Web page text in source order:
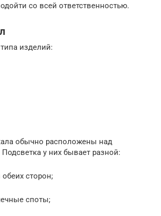
со всей ответственностью.
изделий:
обычно расположены над
у них бывает разной:
сторон;
споты;